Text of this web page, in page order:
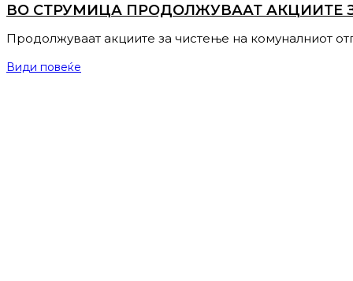
ВО СТРУМИЦА ПРОДОЛЖУВААТ АКЦИИТЕ
Продолжуваат акциите за чистење на комуналниот
Види повеќе